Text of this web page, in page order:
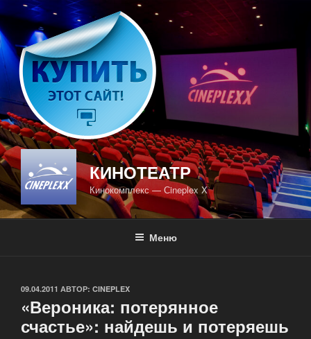
Перейти
к
содержимому
КИНОТЕАТР
Кинокомплекс — Сineplex X
Меню
ОПУБЛИКОВАНО
09.04.2011 АВТОР: CINEPLEX
«Вероника: потерянное
счастье»: найдешь и потеряешь